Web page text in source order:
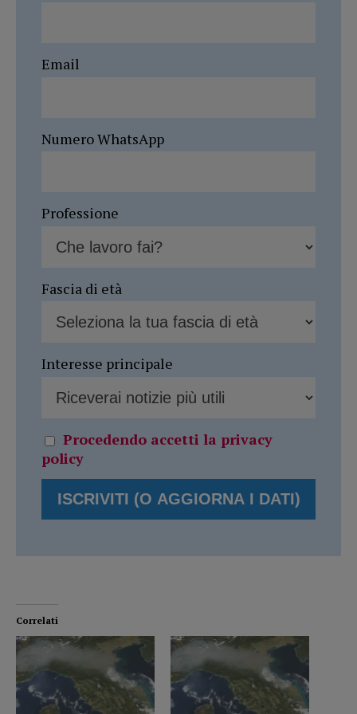
Email
Numero WhatsApp
Professione
Fascia di età
Interesse principale
Procedendo accetti la privacy
policy
Correlati